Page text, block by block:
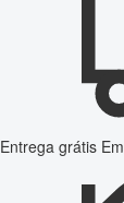
Entrega grátis